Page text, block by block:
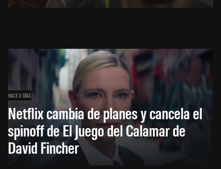
HACE 3 DÍAS
Netflix cambia de planes y cancela el
spinoff de El Juego del Calamar de
David Fincher